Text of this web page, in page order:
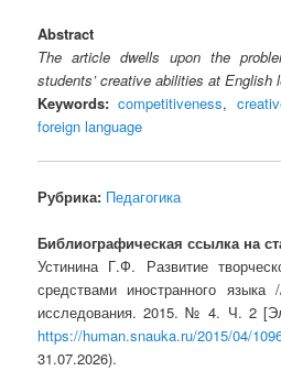
Abstract
The article dwells upon the
students’ creative abilities at English
Keywords: competitiveness,
foreign language
Рубрика: Педагогика
Библиографическая ссылка на
Устинина Г.Ф. Развитие
средствами иностранного
исследования. 2015. № 4. Ч. 2
https://human.snauka.ru/2015/04/
31.07.2026).